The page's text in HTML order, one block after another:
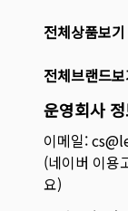
전체상품보기
전체브랜드보
운영회사
이메일:
(네이버 이용
요)